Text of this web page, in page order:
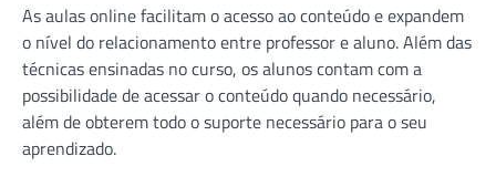
As aulas online facilitam o acesso ao conteúdo e expandem
o nível do relacionamento entre professor e aluno. Além das
técnicas ensinadas no curso, os alunos contam com a
possibilidade de acessar o conteúdo quando necessário,
além de obterem todo o suporte necessário para o seu
aprendizado.